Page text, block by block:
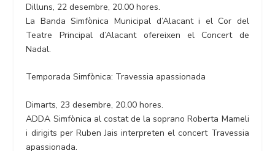
Dilluns, 22 desembre, 20.00 hores.
La Banda Simfònica Municipal d’Alacant i el Cor del
Teatre Principal d’Alacant ofereixen el Concert de
Nadal.
Temporada Simfònica: Travessia apassionada
Dimarts, 23 desembre, 20.00 hores.
ADDA Simfònica al costat de la soprano Roberta Mameli
i dirigits per Ruben Jais interpreten el concert Travessia
apassionada.